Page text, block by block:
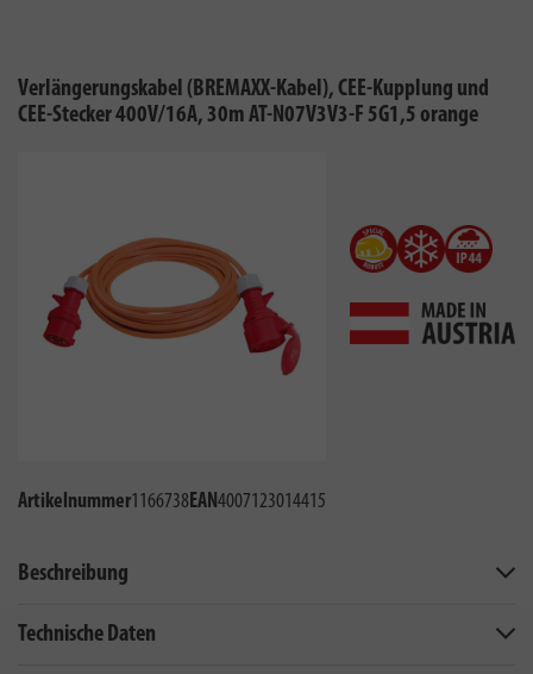
Verlängerungskabel (BREMAXX-Kabel), CEE-Kupplung und
CEE-Stecker 400V/16A, 30m AT-N07V3V3-F 5G1,5 orange
Artikelnummer1166738EAN4007123014415
Beschreibung
Technische Daten